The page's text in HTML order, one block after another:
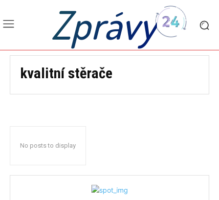
Zprávy
kvalitní stěrače
No posts to display